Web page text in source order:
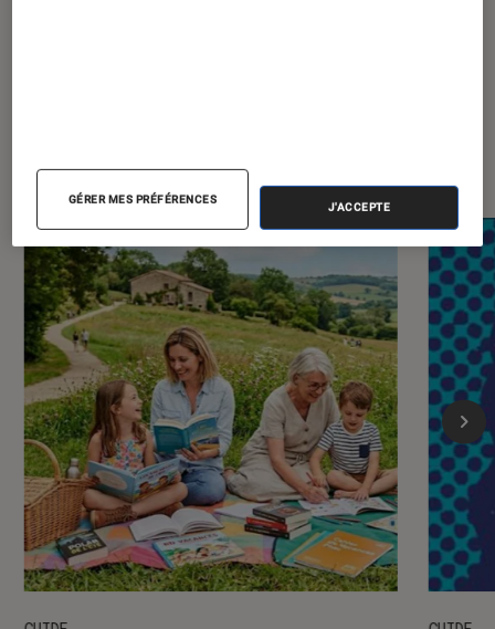
Livres / BD
GÉRER MES PRÉFÉRENCES
J'ACCEPTE